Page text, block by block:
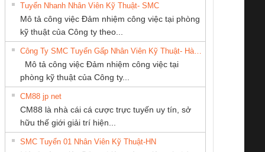
An Toàn
Contact
– PSR-
SCP-
FSP/2X1/1X2
sát chuỗi
tấm pin
16I+
Bộ giám sát chuỗi
tấm pin
TRANSCLINIC 16I+
1K5 L (2433950000)
Bộ giám sát dòng
TRANSCLINIC 16I+
(2008130000)
điện TRANSCLINIC
BKE 1K5.4
Nẹp nhôm chống
trơn Đà Nẵng
Ty TNHH
Bị Điện Nam
Thịnh
CÔNG TY TNHH
MEKONG MARINE
SUPPLY
CONG TY TNHH
THANH
TY CP TỰ
TIẾN
Ba Miền
THƯƠNG MẠI
Tuyển Nhanh Nhân Viên Kỹ Thuật- SMC
Mô tả công việc Đảm nhiệm công việc tại phòng
kỹ thuật của Công ty theo...
Mô tả công việc Đảm nhiệm công việc tại
phòng kỹ thuật của Công ty...
CM88 jp net
CM88 là nhà cái cá cược trực tuyến uy tín, sở
hữu thế giới giải trí hiện...
SMC Tuyển 01 Nhân Viên Kỹ Thuật-HN